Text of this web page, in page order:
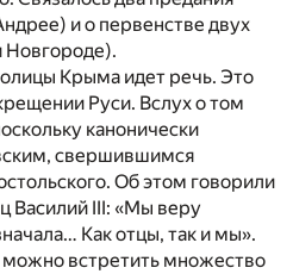
и о первенстве двух
Новгороде).
Крыма идет речь. Это
Руси. Вслух о том
канонически
свершившимся
Об этом говорили
Василий III: «Мы веру
Как отцы, так и мы».
можно встретить множество